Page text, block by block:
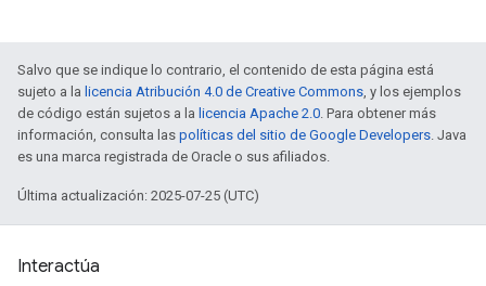
Salvo que se indique lo contrario, el contenido de esta página está
sujeto a la licencia Atribución 4.0 de Creative Commons, y los ejemplos
de código están sujetos a la licencia Apache 2.0. Para obtener más
información, consulta las políticas del sitio de Google Developers. Java
es una marca registrada de Oracle o sus afiliados.
Última actualización: 2025-07-25 (UTC)
Interactúa